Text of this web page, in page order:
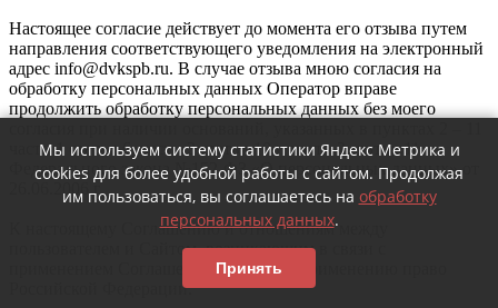
Настоящее согласие действует до момента его отзыва путем
направления соответствующего уведомления на электронный
адрес info@dvkspb.ru. В случае отзыва мною согласия на
обработку персональных данных Оператор вправе
продолжить обработку персональных данных без моего
части 1 статьи 6, части 2 статьи 10 и части 2 статьи 11
Федерального закона №152-ФЗ «О персональных данных» от
26.06.2006 г.
К настоящему Соглашению и отношениям между
пользователем и Сайтом, возникающим в связи с
применением Соглашения, подлежит применению право
Российской Федерации.
Мы используем систему статистики Яндекс Метрика и
cookies для более удобной работы с сайтом. Продолжая
им пользоваться, вы соглашаетесь на обработку
персональных данных.
Принять